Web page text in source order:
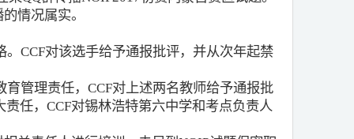
情况属实。
CCF对该选手给予通报批评，并从次年起禁
管理责任，CCF对上述两名教师给予通报批
任，CCF对锡林浩特第六中学和考点负责人